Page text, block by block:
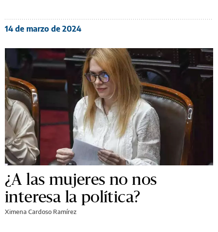
14 de marzo de 2024
¿A las mujeres no nos
interesa la política?
Ximena Cardoso Ramírez